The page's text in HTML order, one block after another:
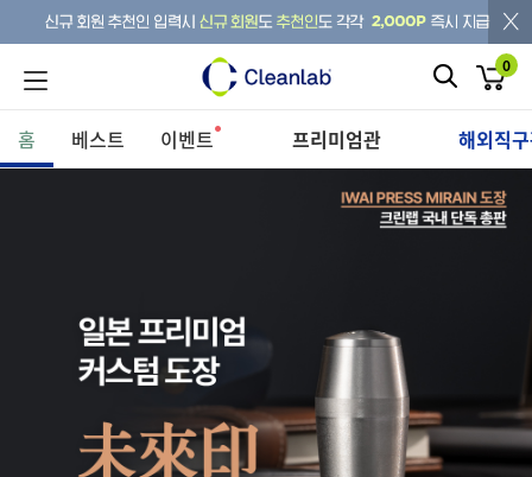
0
홈 베스트 이벤트
CLEANLAB SELECT
프리미엄관
CLEANLAB SELECT
해외직